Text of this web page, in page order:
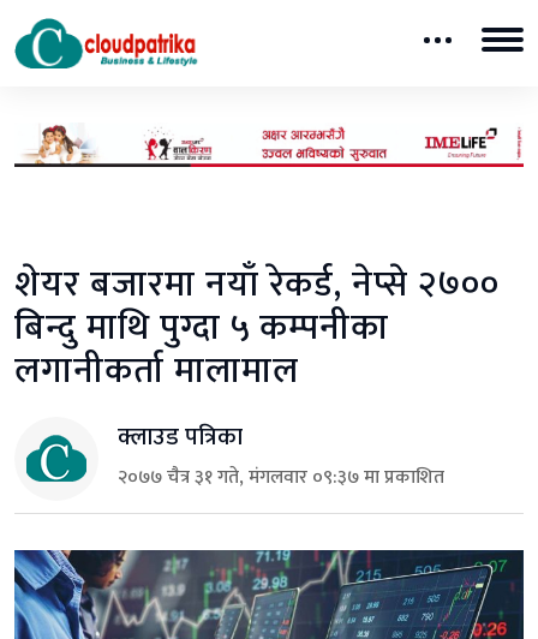
शेयर बजारमा नयाँ रेकर्ड, नेप्से २७००
बिन्दु माथि पुग्दा ५ कम्पनीका
लगानीकर्ता मालामाल
क्लाउड पत्रिका
२०७७ चैत्र ३१ गते, मंगलवार ०९:३७ मा प्रकाशित